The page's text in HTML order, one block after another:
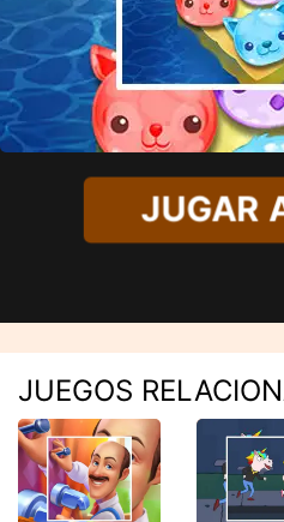
JUGAR
JUEGOS